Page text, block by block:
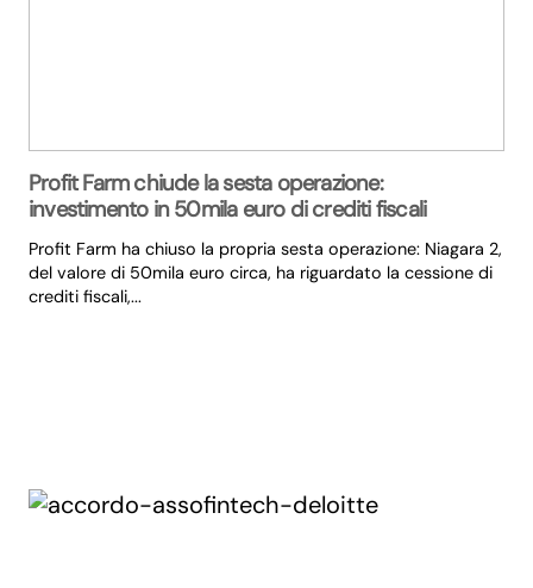
Profit Farm chiude la sesta operazione:
investimento in 50mila euro di crediti fiscali
Profit Farm ha chiuso la propria sesta operazione: Niagara 2,
del valore di 50mila euro circa, ha riguardato la cessione di
crediti fiscali,...